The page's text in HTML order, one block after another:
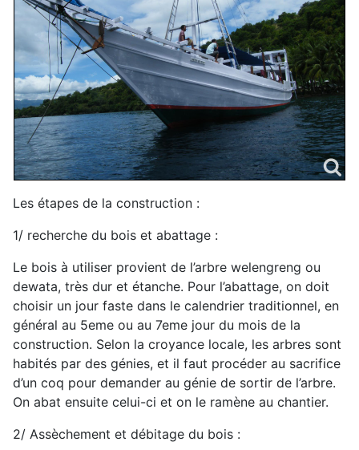
Les étapes de la construction :
1/ recherche du bois et abattage :
Le bois à utiliser provient de l’arbre welengreng ou
dewata, très dur et étanche. Pour l’abattage, on doit
choisir un jour faste dans le calendrier traditionnel, en
général au 5eme ou au 7eme jour du mois de la
construction. Selon la croyance locale, les arbres sont
habités par des génies, et il faut procéder au sacrifice
d’un coq pour demander au génie de sortir de l’arbre.
On abat ensuite celui-ci et on le ramène au chantier.
2/ Assèchement et débitage du bois :